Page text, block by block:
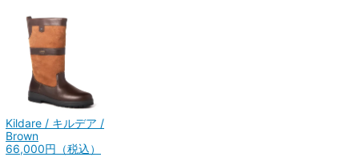
Kildare / キルデア /
Brown
66,000円（税込）